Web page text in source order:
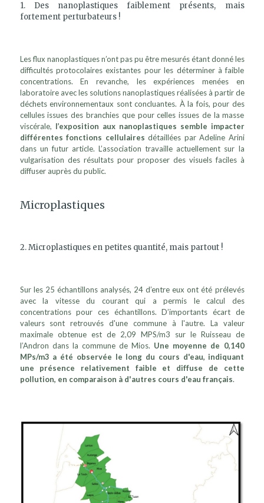
1. Des nanoplastiques faiblement présents, mais
fortement perturbateurs !
Les flux nanoplastiques n’ont pas pu être mesurés étant donné les
difficultés protocolaires existantes pour les déterminer à faible
concentrations. En revanche, les expériences menées en
laboratoire avec les solutions nanoplastiques réalisées à partir de
déchets environnementaux sont concluantes. À la fois, pour des
cellules issues des branchies que pour celles issues de la masse
viscérale, l’exposition aux nanoplastiques semble impacter
différentes fonctions cellulaires détaillées par Adeline Arini
dans un futur article. L’association travaille actuellement sur la
vulgarisation des résultats pour proposer des visuels faciles à
diffuser auprès du public.
Microplastiques
2. Microplastiques en petites quantité, mais partout !
Sur les 25 échantillons analysés, 24 d’entre eux ont été prélevés
avec la vitesse du courant qui a permis le calcul des
concentrations pour ces échantillons. D’importants écart de
valeurs sont retrouvés d'une commune à l'autre. La valeur
maximale obtenue est de 2,09 MPS/m3 sur le Ruisseau de
l’Andron dans la commune de Mios. Une moyenne de 0,140
MPs/m3 a été observée le long du cours d'eau, indiquant
une présence relativement faible et diffuse de cette
pollution, en comparaison à d'autres cours d'eau français.